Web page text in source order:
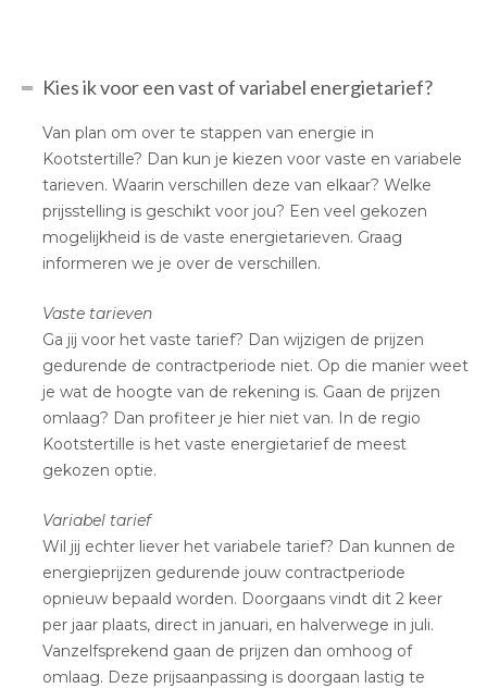
Kies ik voor een vast of variabel energietarief?
Van plan om over te stappen van energie in
Kootstertille? Dan kun je kiezen voor vaste en variabele
tarieven. Waarin verschillen deze van elkaar? Welke
prijsstelling is geschikt voor jou? Een veel gekozen
mogelijkheid is de vaste energietarieven. Graag
informeren we je over de verschillen.
Vaste tarieven
Ga jij voor het vaste tarief? Dan wijzigen de prijzen
gedurende de contractperiode niet. Op die manier weet
je wat de hoogte van de rekening is. Gaan de prijzen
omlaag? Dan profiteer je hier niet van. In de regio
Kootstertille is het vaste energietarief de meest
gekozen optie.
Variabel tarief
Wil jij echter liever het variabele tarief? Dan kunnen de
energieprijzen gedurende jouw contractperiode
opnieuw bepaald worden. Doorgaans vindt dit 2 keer
per jaar plaats, direct in januari, en halverwege in juli.
Vanzelfsprekend gaan de prijzen dan omhoog of
omlaag. Deze prijsaanpassing is doorgaan lastig te